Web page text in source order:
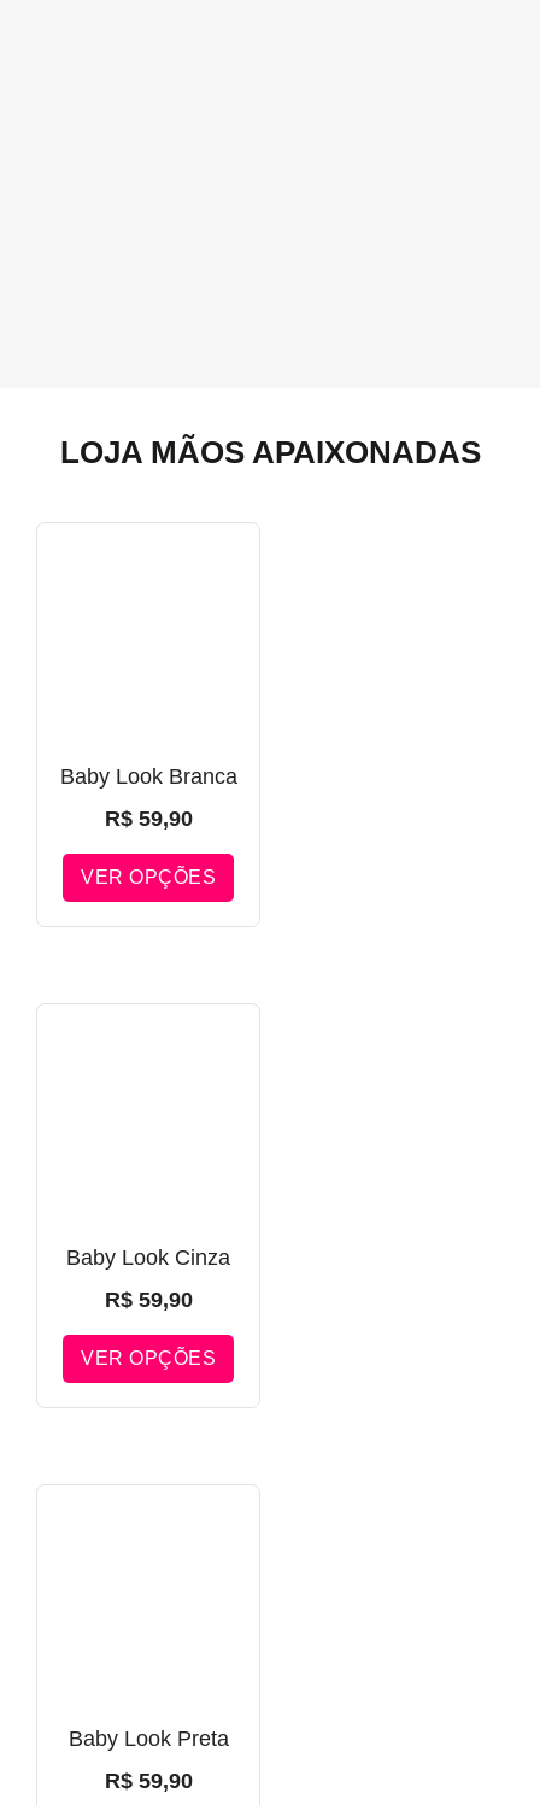
LOJA MÃOS APAIXONADAS
Baby Look Branca
R$59,90
VER OPÇÕES
Baby Look Cinza
R$59,90
VER OPÇÕES
Baby Look Preta
R$59,90